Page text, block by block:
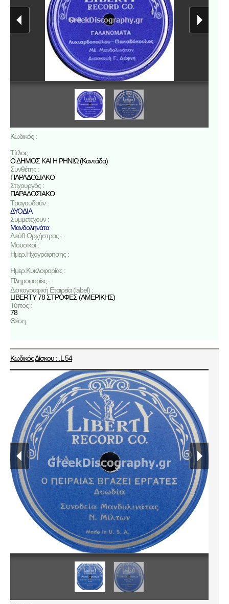
Κωδικός :
Τίτλος :
Ο ΔΗΜΟΣ ΚΑΙ Η ΡΗΝΙΩ (Καντάδα)
Συνθέτης :
ΠΑΡΑΔΟΣΙΑΚΟ
Στιχουργός :
ΠΑΡΑΔΟΣΙΑΚΟ
Τραγουδούν :
ΔΥΟΔΙΑ
Συμμετέχουν :
Μανδοληνάτα
Διεύθ.Ορχήστρας :
Μουσικοί :
Ημερ.Ηχογράφησης :
Ημερ.Κυκλοφορίας :
Πληροφορίες :
Δισκογραφική Εταιρεία (label) :
LIBERTY 78 ΣΤΡΟΦΕΣ (ΑΜΕΡΙΚΗΣ)
Τύπος :
78
Θέση :
Κωδικός Δίσκου : .L 54